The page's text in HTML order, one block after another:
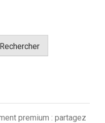
Rechercher
premium : partagez